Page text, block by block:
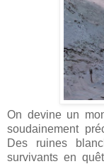
On devine un
soudainement
Des ruines
survivants en